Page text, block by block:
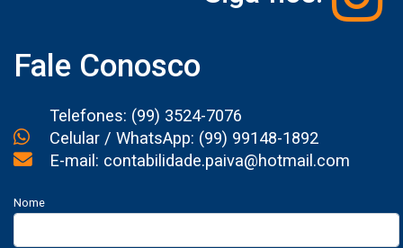
Fale Conosco
Telefones: (99) 3524-7076
Celular / WhatsApp: (99) 99148-1892
E-mail: contabilidade.paiva@hotmail.com
Nome